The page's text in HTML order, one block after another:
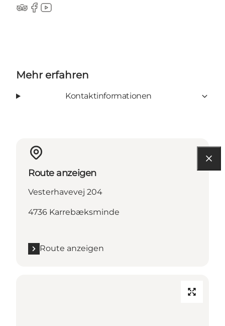
Tripadvisor
Facebook
YouTube
Mehr erfahren
Kontaktinformationen
Route anzeigen
Vesterhavevej 204
4736 Karrebæksminde
Route anzeigen